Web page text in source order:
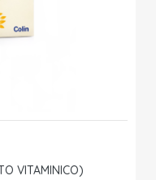
VITAMINICO)